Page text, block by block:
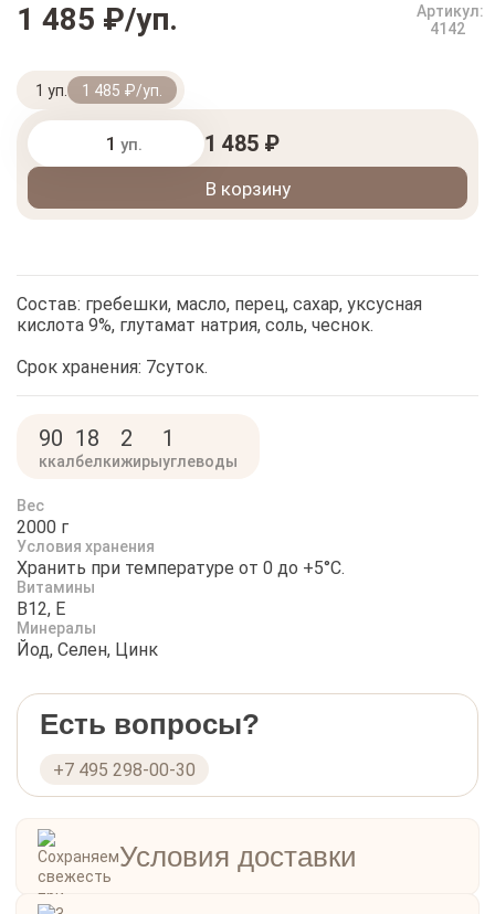
1 485 ₽/уп.
Артикул:
4142
1 уп. 1 485 ₽/уп.
уп. 1 485 ₽
В корзину
Состав: гребешки, масло, перец, сахар, уксусная
кислота 9%, глутамат натрия, соль, чеснок.
Срок хранения: 7суток.
90
ккал
18
белки
2
жиры
1
углеводы
Вес
2000 г
Условия хранения
Хранить при температуре от 0 до +5°С.
Витамины
B12, E
Минералы
Йод, Селен, Цинк
Есть вопросы?
+7 495 298-00-30
Условия доставки